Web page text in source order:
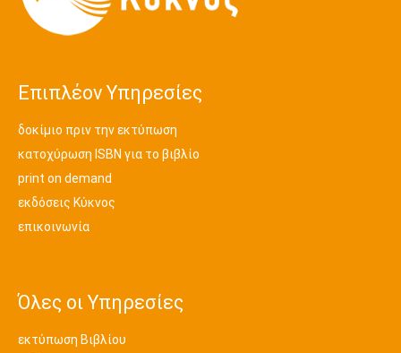
Επιπλέον Υπηρεσίες
δοκίμιο πριν την εκτύπωση
κατοχύρωση ISBN για το βιβλίο
print on demand
εκδόσεις Κύκνος
επικοινωνία
Όλες οι Υπηρεσίες
εκτύπωση Βιβλίου